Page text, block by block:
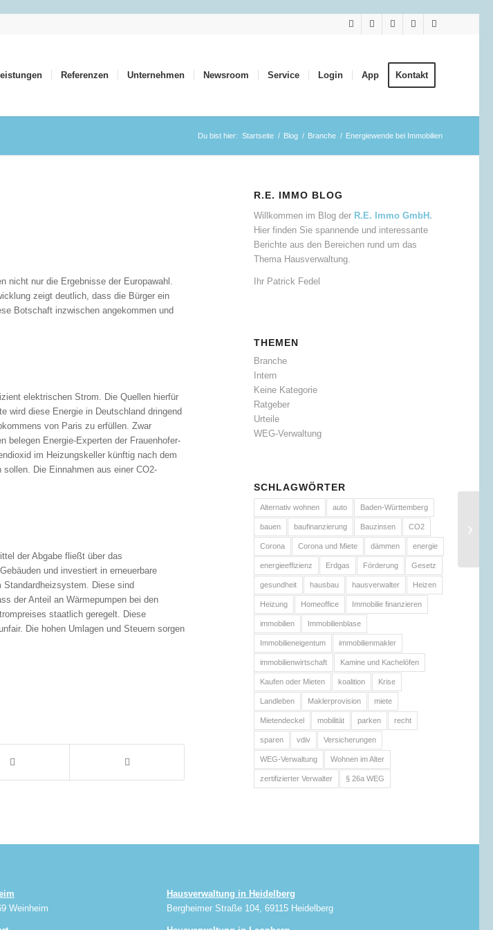
Referenzen Unternehmen Newsroom Service Login App Kontakt
Du bist hier: Startseite / Blog / Branche / Energiewende bei Immobilien
nicht nur die Ergebnisse der Europawahl.
zeigt deutlich, dass die Bürger ein
Botschaft inzwischen angekommen und
elektrischen Strom. Die Quellen hierfür
wird diese Energie in Deutschland dringend
von Paris zu erfüllen. Zwar
belegen Energie-Experten der Frauenhofer-
im Heizungskeller künftig nach dem
Die Einnahmen aus einer CO2-
der Abgabe fließt über das
und investiert in erneuerbare
Standardheizsystem. Diese sind
der Anteil an Wärmepumpen bei den
staatlich geregelt. Diese
Die hohen Umlagen und Steuern sorgen
R.E. IMMO BLOG
Willkommen im Blog der R.E. Immo GmbH.
Hier finden Sie spannende und interessante
Berichte aus den Bereichen rund um das
Thema Hausverwaltung.
Ihr Patrick Fedel
THEMEN
Branche
Intern
Keine Kategorie
Ratgeber
Urteile
WEG-Verwaltung
SCHLAGWÖRTER
Alternativ wohnen auto Baden-Württemberg
bauen baufinanzierung Bauzinsen CO2
Corona Corona und Miete dämmen energie
energieeffizienz Erdgas Förderung Gesetz
gesundheit hausbau hausverwalter Heizen
Heizung Homeoffice Immobilie finanzieren
immobilien Immobilienblase
Immobilieneigentum immobilienmakler
immobilienwirtschaft Kamine und Kachelöfen
Kaufen oder Mieten koalition Krise
Landleben Maklerprovision miete
Mietendeckel mobilität parken recht
sparen vdiv Versicherungen
WEG-Verwaltung Wohnen im Alter
zertifizierter Verwalter § 26a WEG
Weinheim
Hausverwaltung in Heidelberg
Bergheimer Straße 104, 69115 Heidelberg